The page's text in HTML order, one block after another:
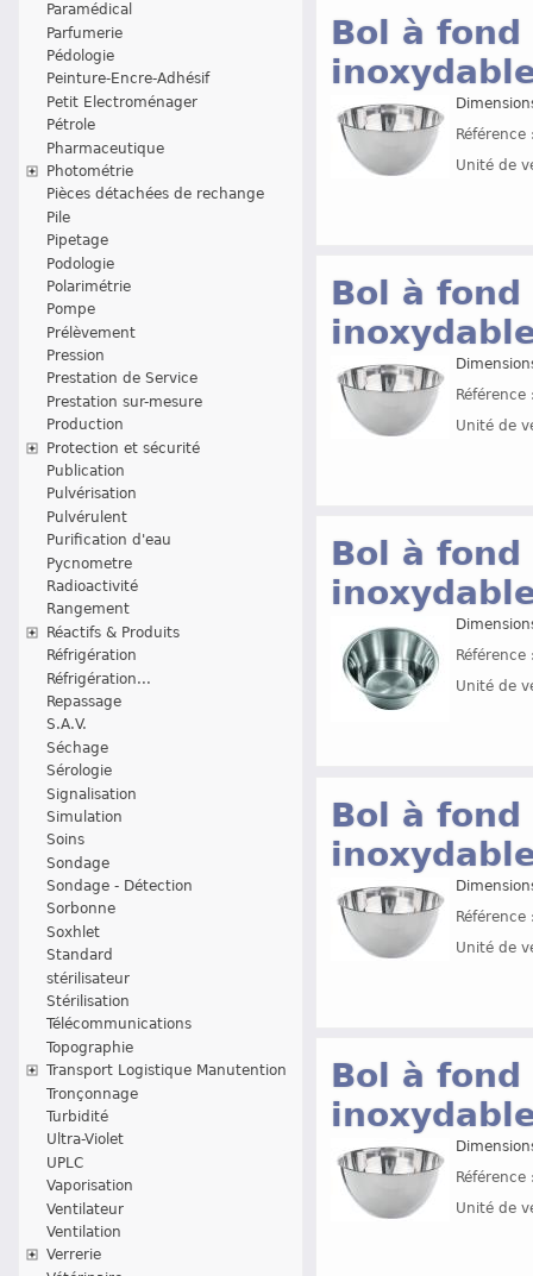
Paramédical
Parfumerie
Pédologie
Peinture-Encre-Adhésif
Petit Electroménager
Pétrole
Pharmaceutique
Photométrie
Pièces détachées de rechange
Pile
Pipetage
Podologie
Polarimétrie
Pompe
Prélèvement
Pression
Prestation de Service
Prestation sur-mesure
Production
Protection et sécurité
Publication
Pulvérisation
Pulvérulent
Purification d'eau
Pycnometre
Radioactivité
Rangement
Réactifs & Produits
Réfrigération
Réfrigération...
Repassage
S.A.V.
Séchage
Sérologie
Signalisation
Simulation
Soins
Sondage
Sondage - Détection
Sorbonne
Soxhlet
Standard
stérilisateur
Stérilisation
Télécommunications
Topographie
Transport Logistique Manutention
Tronçonnage
Turbidité
Ultra-Violet
UPLC
Vaporisation
Ventilateur
Ventilation
Verrerie
Bol à
Unité de
Bol à
Unité de
Bol à
Unité de
Bol à
Unité de
Bol à
Unité de